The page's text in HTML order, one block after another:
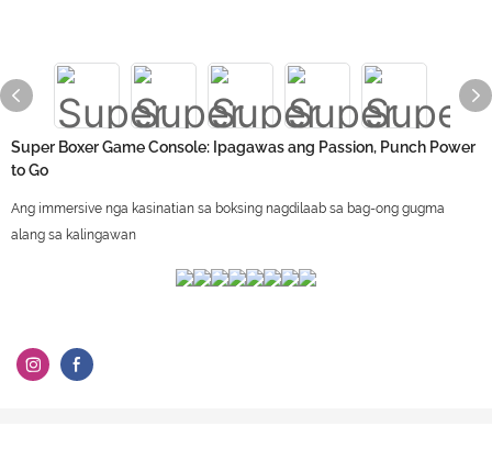
Super Boxer Game Console: Ipagawas ang Passion, Punch Power
to Go
Ang immersive nga kasinatian sa boksing nagdilaab sa bag-ong gugma
alang sa kalingawan